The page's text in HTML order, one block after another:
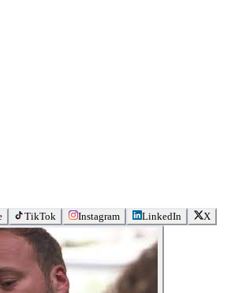
TikTok Instagram LinkedIn X